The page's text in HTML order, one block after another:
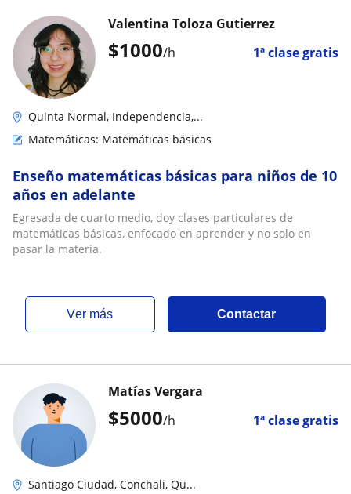
$1000/h 1ª clase gratis
Valentina Toloza Gutierrez
Quinta Normal, Independencia,...
Matemáticas: Matemáticas básicas
Enseño matemáticas básicas para niños de 10
años en adelante
Egresada de cuarto medio, doy clases particulares de
matemáticas básicas, enfocado en aprender y no solo en
pasar la materia.
ver más Contactar
$5000/h 1ª clase gratis
Matías Vergara
Santiago Ciudad, Conchali, Qu...